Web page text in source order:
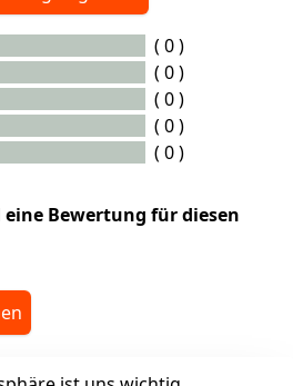
( 0 )
( 0 )
( 0 )
( 0 )
( 0 )
Bewertung für diesen